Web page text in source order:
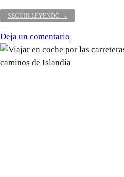
SEGUIR LEYENDO
AGUA,
ENERGÍA
EXPERIENCIAS.
DÍA
DEL
→
Deja un comentario